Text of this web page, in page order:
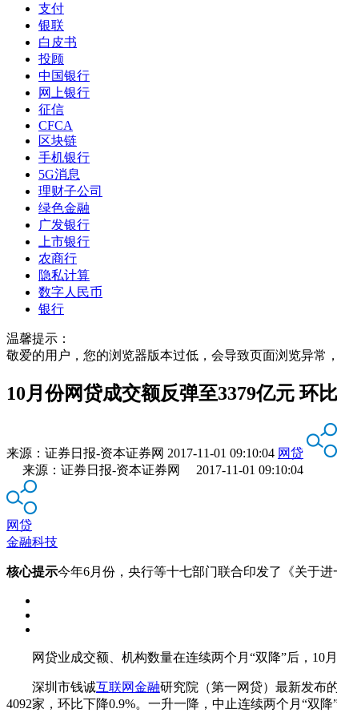
支付
银联
白皮书
投顾
中国银行
网上银行
征信
CFCA
区块链
手机银行
5G消息
理财子公司
绿色金融
广发银行
上市银行
农商行
隐私计算
数字人民币
银行
温馨提示：
敬爱的用户，您的浏览器版本过低，会导致页面浏览异常
10月份网贷成交额反弹至3379亿元 环
来源： 证券日报-资本证券网 2017-11-01 09:10:04 网贷
来源：证券日报-资本证券网 2017-11-01 09:10:04
网贷
金融科技
核心提示今年6月份，央行等十七部门联合印发了《关于
网贷业成交额、机构数量在连续两个月“双降”后，10月
深圳市钱诚互联网金融研究院（第一网贷）最新发布
4092家，环比下降0.9%。一升一降，中止连续两个月“双降”